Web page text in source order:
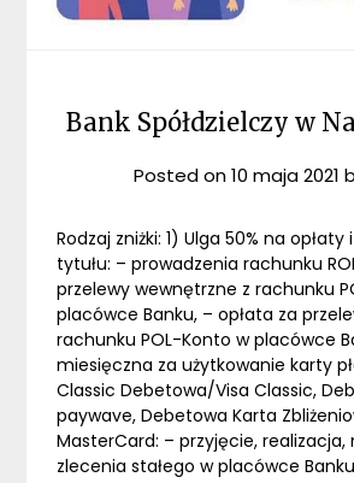
Bank Spółdzielczy w
Posted on10 maja 2021
Rodzaj zniżki: 1) Ulga 50% na opłaty
tytułu: – prowadzenia rachunku
przelewy wewnętrzne z rachunku
placówce Banku, – opłata za
rachunku POL-Konto w placówce
miesięczna za użytkowanie karty
Classic Debetowa/Visa Classic,
paywave, Debetowa Karta
MasterCard: – przyjęcie,
zlecenia stałego w placówce